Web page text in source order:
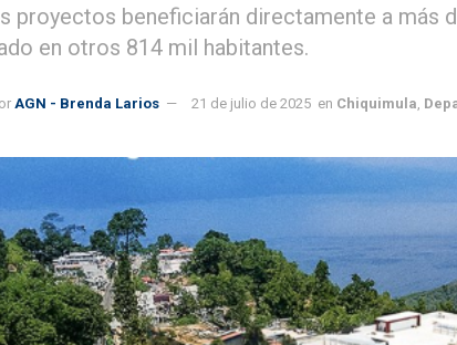
proyectos beneficiarán directamente a más
en otros 814 mil habitantes.
AGN - Brenda Larios 21 de julio de 2025 en Chiquimula